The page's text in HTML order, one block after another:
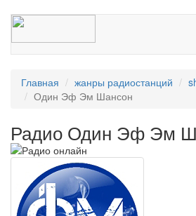
Главная жанры радиостанций
Один Эф Эм Шансон
Радио Один Эф Эм